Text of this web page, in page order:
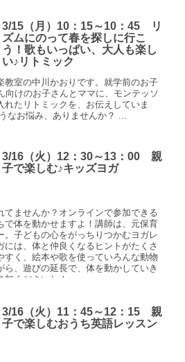
3/15（月）10：15～10：45 リ
ズムにのって春を探しに行こ
う！歌もいっぱい、大人も楽し
い♪リトミック
教室の中川かおりです。就学前のお子
向けのお子さんとママに、モンテッソ
れたリトミックを、お伝えしていま
なお悩み、ありませんか？ ...
3/16（火）12：30～13：00 親
子で楽しむ♪キッズヨガ
てませんか？オンラインで参加できる
で体を動かせますよ！講師は、元保育
。子どもの心をがっちりつかむヨガレ
には、体と仲良くなるヒントがたくさ
すく、絵本や歌を使っていろんな動物
、遊びの延長で、体を動かしていき
加くださいね！
3/16（火）11：45～12：15 親
子で楽しむおうち英語レッスン